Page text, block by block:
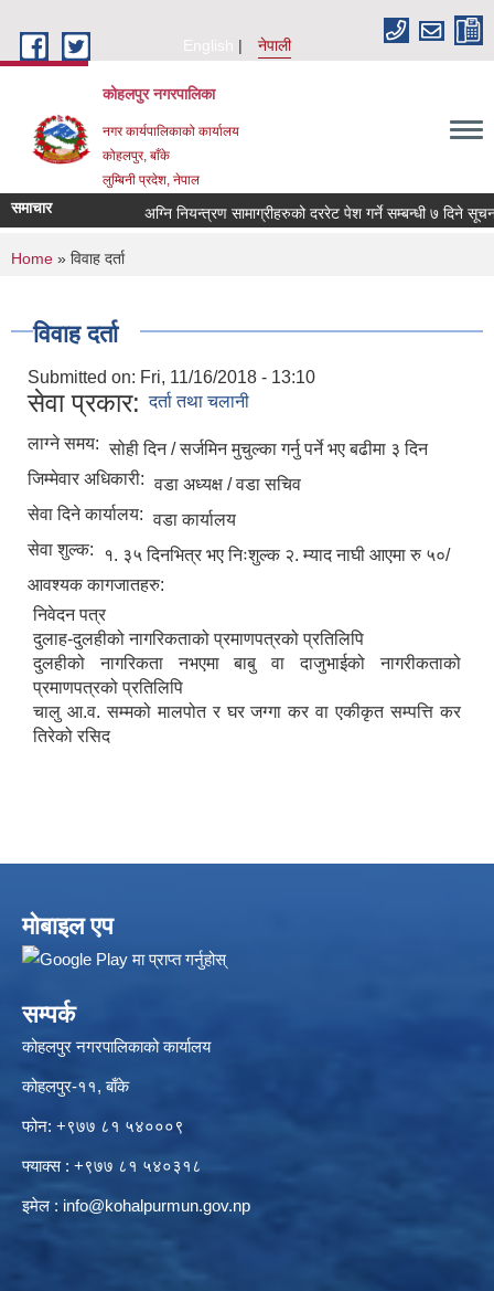
English
नेपाली
कोहलपुर नगरपालिका
नगर कार्यपालिकाको कार्यालय
कोहलपुर, बाँके
लुम्बिनी प्रदेश, नेपाल
समाचार
You are here
Home » विवाह दर्ता
विवाह दर्ता
Submitted on: Fri, 11/16/2018 - 13:10
सेवा प्रकार: दर्ता तथा चलानी
लाग्ने समय: सोही दिन / सर्जमिन मुचुल्का गर्नु पर्ने भए बढीमा ३ दिन
जिम्मेवार अधिकारी: वडा अध्यक्ष / वडा सचिव
सेवा दिने कार्यालय: वडा कार्यालय
सेवा शुल्क:
१. ३५ दिनभित्र भए निःशुल्क २. म्याद नाघी आएमा रु ५०/
आवश्यक कागजातहरु:
निवेदन पत्र
दुलाह-दुलहीको नागरिकताको प्रमाणपत्रको प्रतिलिपि
दुलहीको नागरिकता नभएमा बाबु वा दाजुभाईको नागरीकताको
प्रमाणपत्रको प्रतिलिपि
चालु आ.व. सम्मको मालपोत र घर जग्गा कर वा एकीकृत सम्पत्ति कर
तिरेको रसिद
मोबाइल एप
सम्पर्क
कोहलपुर नगरपालिकाको कार्यालय
कोहलपुर-११, बाँके
फोन: +९७७ ८१ ५४०००९
फ्याक्स : +९७७ ८१ ५४०३१८
इमेल : info@kohalpurmun.gov.np